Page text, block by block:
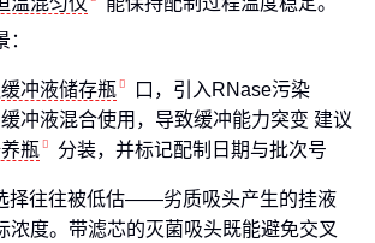
缓冲液储存瓶
口，引入RNase污染
冲液混合使用，导致缓冲能力突变 建议
瓶 分装，并标记配制日期与批次号
择往往被低估——劣质吸头产生的挂液
浓度。带滤芯的灭菌吸头既能避免交叉